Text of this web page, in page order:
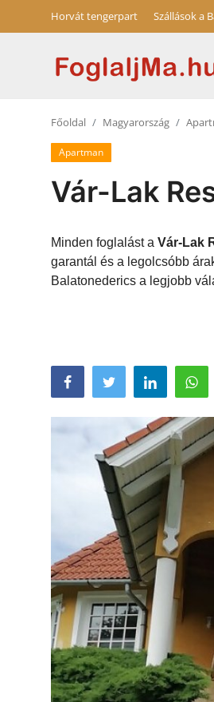
Horvát tengerpart Szállások a
Szállások a Balatonon
Szállások Hajdúszoboszlón
Főoldal Magyarország
Apartman
Vár-Lak
Minden foglalást a Vár-Lak
garantál és a legolcsóbb
Balatonederics a legjobb